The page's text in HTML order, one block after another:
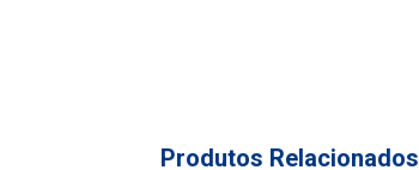
Produtos Relacionados